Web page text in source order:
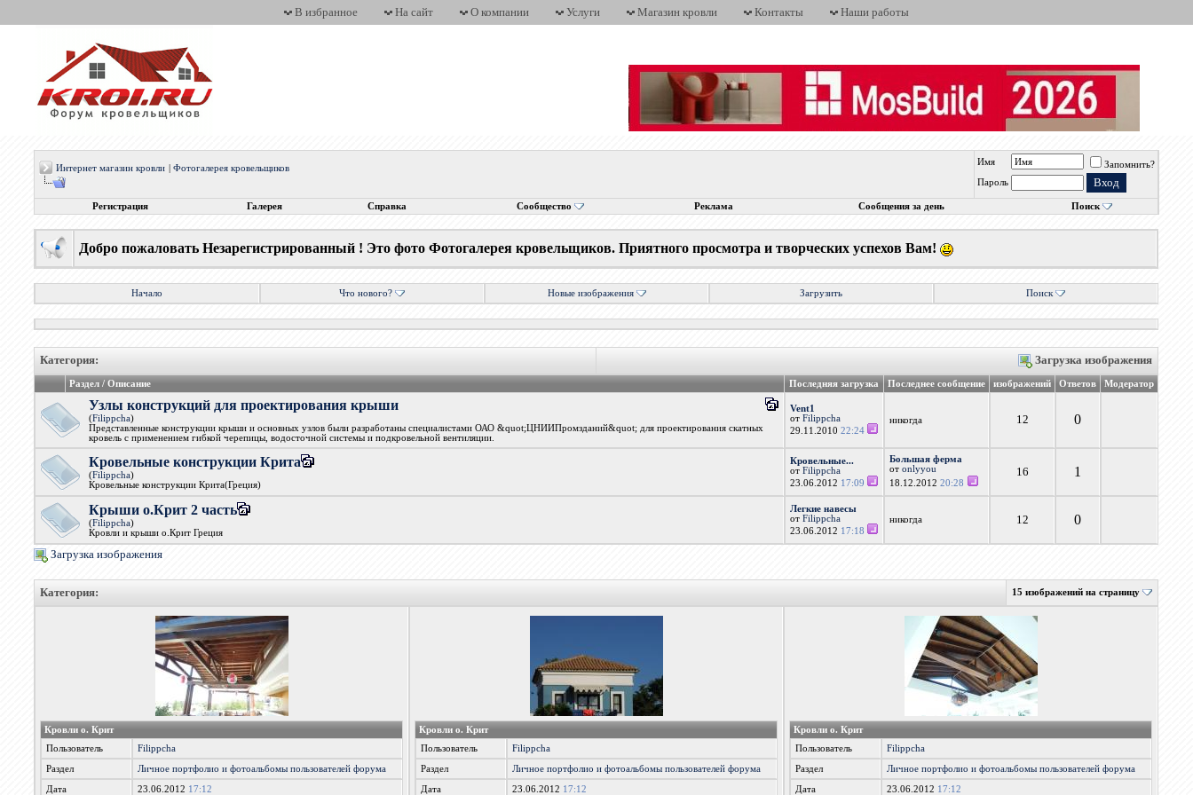
В избранное На сайт О компании Услуги Магазин кровли Контакты Наши работы
Интернет магазин кровли |Фотогалерея кровельщиков
Имя
Запомнить?
Пароль
Регистрация Галерея Справка Сообщество Реклама Сообщения за день Поиск
Добро пожаловать Незарегистрированный ! Это фото Фотогалерея кровельщиков. Приятного просмотра и творческих успехов Вам!
Начало Что нового? Новые изображения Загрузить Поиск
Категория: Загрузка изображения
Раздел / Описание Последняя загрузка Последнее сообщение изображений Ответов Модератор
Узлы конструкций для проектирования крыши
(Filippcha)
Представленные конструкции крыши и основных узлов были разработаны специалистами ОАО &quot;ЦНИИПромзданий&quot; для проектирования скатных
кровель с применением гибкой черепицы, водосточной системы и подкровельной вентиляции.
Vent1
отFilippcha
29.11.201022:24
никогда 12 0
Кровельные конструкции Крита
(Filippcha)
Кровельные конструкции Крита(Греция)
Кровельные...
отFilippcha
23.06.2012 17:09
Большая ферма
отonlyyou
18.12.201220:28
16 1
Крыши о.Крит 2 часть
(Filippcha)
Кровли и крыши о.Крит Греция
Легкие навесы
отFilippcha
23.06.2012 17:18
никогда 12 0
Загрузка изображения
Категория: 15 изображений на страницу
Кровли о. Крит
Пользователь
Filippcha
Раздел Личное портфолио и фотоальбомы пользователей форума
Дата 23.06.2012 17:12
Кровли о. Крит
Пользователь
Filippcha
Раздел Личное портфолио и фотоальбомы пользователей форума
Дата 23.06.2012 17:12
Кровли о. Крит
Пользователь
Filippcha
Раздел Личное портфолио и фотоальбомы пользователей форума
Дата 23.06.2012 17:12